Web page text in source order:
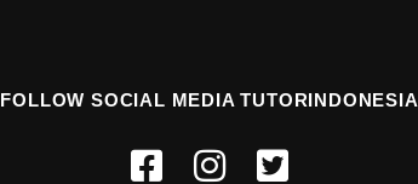
FOLLOW SOCIAL MEDIA TUTORINDONESIA